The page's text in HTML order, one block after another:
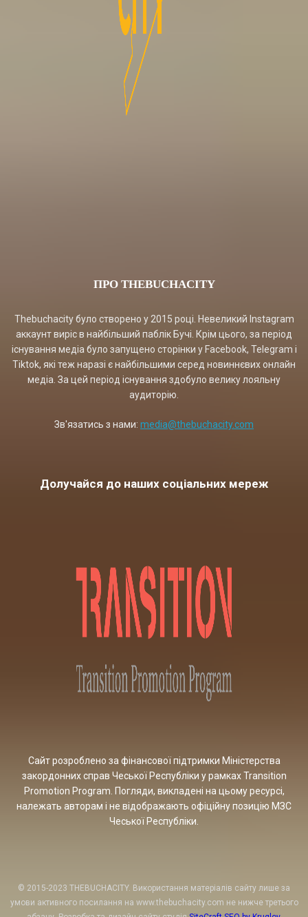
ПРО THEBUCHACITY
Thebuchacity було створено у 2015 році. Невеликий Instagram
аккаунт виріс в найбільший паблік Бучі. Крім цього, за період
існування медіа було запущено сторінки у Facebook, Telegram і
Tiktok, які теж наразі є найбільшими серед новиннєвих онлайн
медіа. За цей період існування здобуло велику лояльну
аудиторію.
Зв'язатись з нами: media@thebuchacity.com
Долучайся до наших соціальних мереж
Сайт розроблено за фінансової підтримки Міністерства
закордонних справ Чеської Республіки у рамках Transition
Promotion Program. Погляди, викладені на цьому ресурсі,
належать авторам і не відображають офіційну позицію МЗС
Чеської Республіки.
© 2015-2023 THEBUCHACITY. Використання матеріалів сайту лише за
умови активного посилання на www.thebuchacity.com не нижче третього